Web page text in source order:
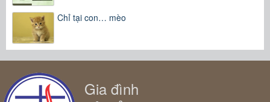
Chỉ tại con… mèo
Gia đình